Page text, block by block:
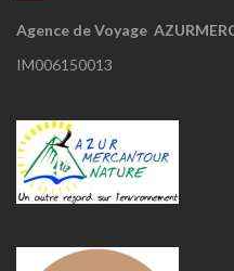
Agence de Voyage
IM006150013